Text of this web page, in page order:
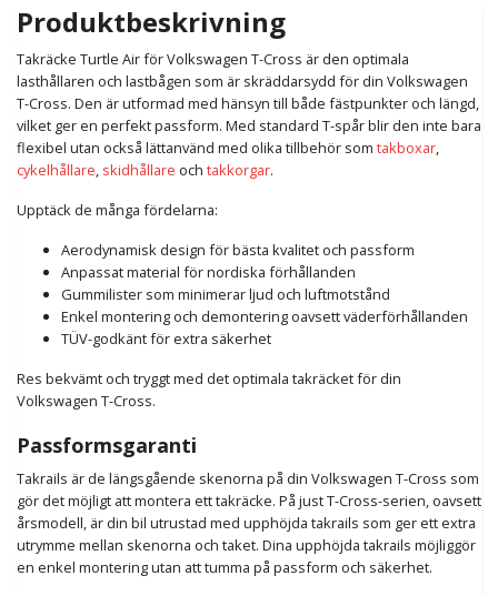
Produktbeskrivning
Takräcke Turtle Air för Volkswagen T-Cross är den optimala
lasthållaren och lastbågen som är skräddarsydd för din Volkswagen
T-Cross. Den är utformad med hänsyn till både fästpunkter och längd,
vilket ger en perfekt passform. Med standard T-spår blir den inte bara
flexibel utan också lättanvänd med olika tillbehör som takboxar,
cykelhållare, skidhållare och takkorgar.
Upptäck de många fördelarna:
Aerodynamisk design för bästa kvalitet och passform
Anpassat material för nordiska förhållanden
Gummilister som minimerar ljud och luftmotstånd
Enkel montering och demontering oavsett väderförhållanden
TÜV-godkänt för extra säkerhet
Res bekvämt och tryggt med det optimala takräcket för din
Volkswagen T-Cross.
Passformsgaranti
Takrails är de längsgående skenorna på din Volkswagen T-Cross som
gör det möjligt att montera ett takräcke. På just T-Cross-serien, oavsett
årsmodell, är din bil utrustad med upphöjda takrails som ger ett extra
utrymme mellan skenorna och taket. Dina upphöjda takrails möjliggör
en enkel montering utan att tumma på passform och säkerhet.